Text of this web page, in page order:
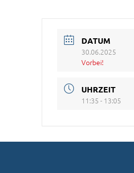
DATUM
30.06.2025
Vorbei!
UHRZEIT
11:35 - 13:05